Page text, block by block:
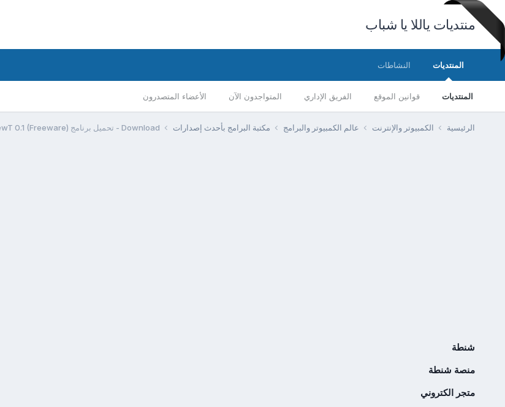
منتديات ياللا يا شباب
المنتديات
المنتديات قوانين الموقع الفريق الإداري المتواجدون الآن الأعضاء المتصدرون
النشاطات
الرئيسية الكمبيوتر والإنترنت عالم الكمبيوتر والبرامج مكتبة البرامج بأحدث إصدارات Download - تحميل برنامج ExNewT 0.1 (Freeware)
شنطة
منصة شنطة
متجر الكتروني